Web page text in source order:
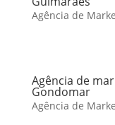
Agência de
Agência de
Gondomar
Agência de